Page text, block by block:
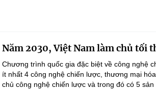
Năm 2030, Việt Nam làm chủ tối
Chương trình quốc gia đặc biệt về công nghệ
ít nhất 4 công nghệ chiến lược, thương mại
chủ công nghệ chiến lược và trong đó có 5